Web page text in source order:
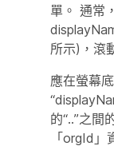
單。 通常
所示)，滾
應在螢幕
的“..”之間
「orgId」